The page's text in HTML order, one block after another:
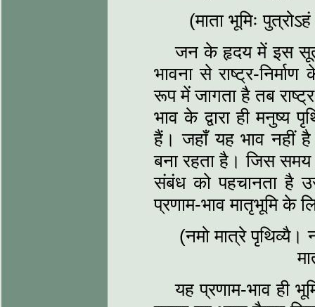
(माता भूमिः
जन के हृदय में इस
भावना से राष्ट्र-
रूप में जागता है तब
भाव के द्वारा ही
हैं। जहाँ यह भाव
बना रहता है। जिस
संबंध को पहचानता है
प्रणाम-भाव मातृभूमि के
(नमो मात्रे पृथिव्यै।
यह प्रणाम-भाव ही